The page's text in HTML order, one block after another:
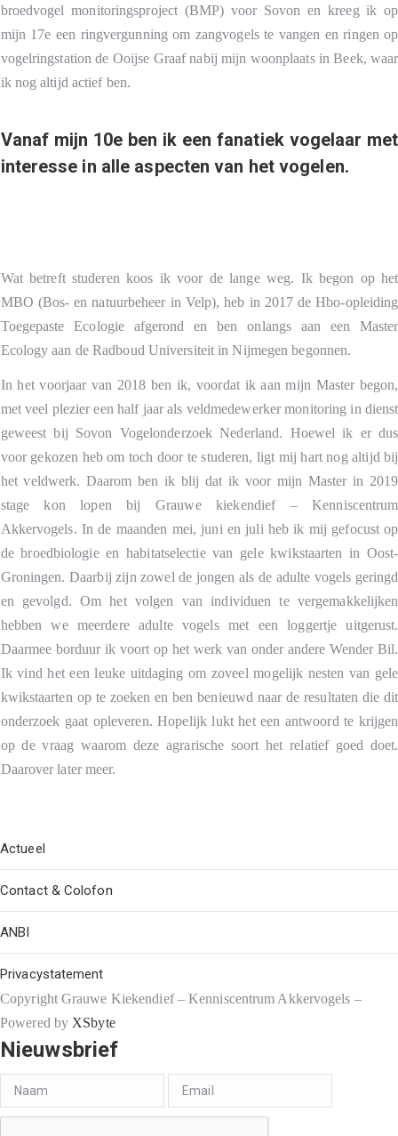
broedvogel monitoringsproject (BMP) voor Sovon en kreeg ik op
mijn 17e een ringvergunning om zangvogels te vangen en ringen op
vogelringstation de Ooijse Graaf nabij mijn woonplaats in Beek, waar
ik nog altijd actief ben.
Vanaf mijn 10e ben ik een fanatiek vogelaar met
interesse in alle aspecten van het vogelen.
Wat betreft studeren koos ik voor de lange weg. Ik begon op het
MBO (Bos- en natuurbeheer in Velp), heb in 2017 de Hbo-opleiding
Toegepaste Ecologie afgerond en ben onlangs aan een Master
Ecology aan de Radboud Universiteit in Nijmegen begonnen.
In het voorjaar van 2018 ben ik, voordat ik aan mijn Master begon,
met veel plezier een half jaar als veldmedewerker monitoring in dienst
geweest bij Sovon Vogelonderzoek Nederland. Hoewel ik er dus
voor gekozen heb om toch door te studeren, ligt mij hart nog altijd bij
het veldwerk. Daarom ben ik blij dat ik voor mijn Master in 2019
stage kon lopen bij Grauwe kiekendief – Kenniscentrum
Akkervogels. In de maanden mei, juni en juli heb ik mij gefocust op
de broedbiologie en habitatselectie van gele kwikstaarten in Oost-
Groningen. Daarbij zijn zowel de jongen als de adulte vogels geringd
en gevolgd. Om het volgen van individuen te vergemakkelijken
hebben we meerdere adulte vogels met een loggertje uitgerust.
Daarmee borduur ik voort op het werk van onder andere Wender Bil.
Ik vind het een leuke uitdaging om zoveel mogelijk nesten van gele
kwikstaarten op te zoeken en ben benieuwd naar de resultaten die dit
onderzoek gaat opleveren. Hopelijk lukt het een antwoord te krijgen
op de vraag waarom deze agrarische soort het relatief goed doet.
Daarover later meer.
Actueel
Contact & Colofon
ANBI
Privacystatement
Copyright Grauwe Kiekendief – Kenniscentrum Akkervogels –
Powered by XSbyte
Nieuwsbrief